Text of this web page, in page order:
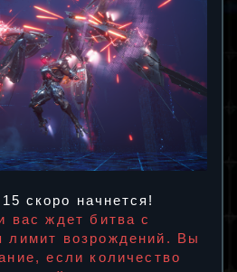
скоро начнется!
вас ждет битва с
возрождений. Вы
если количество